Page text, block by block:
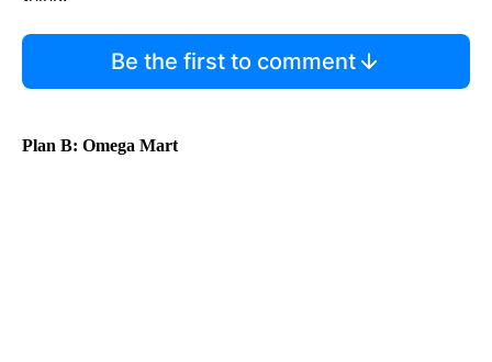
Be the first to comment
Plan B: Omega Mart